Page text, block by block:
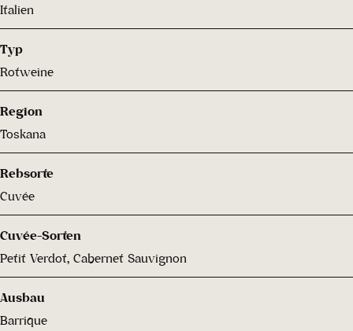
Italien
Typ
Rotweine
Region
Toskana
Rebsorte
Cuvée
Cuvée-Sorten
Petit Verdot, Cabernet Sauvignon
Ausbau
Barrique